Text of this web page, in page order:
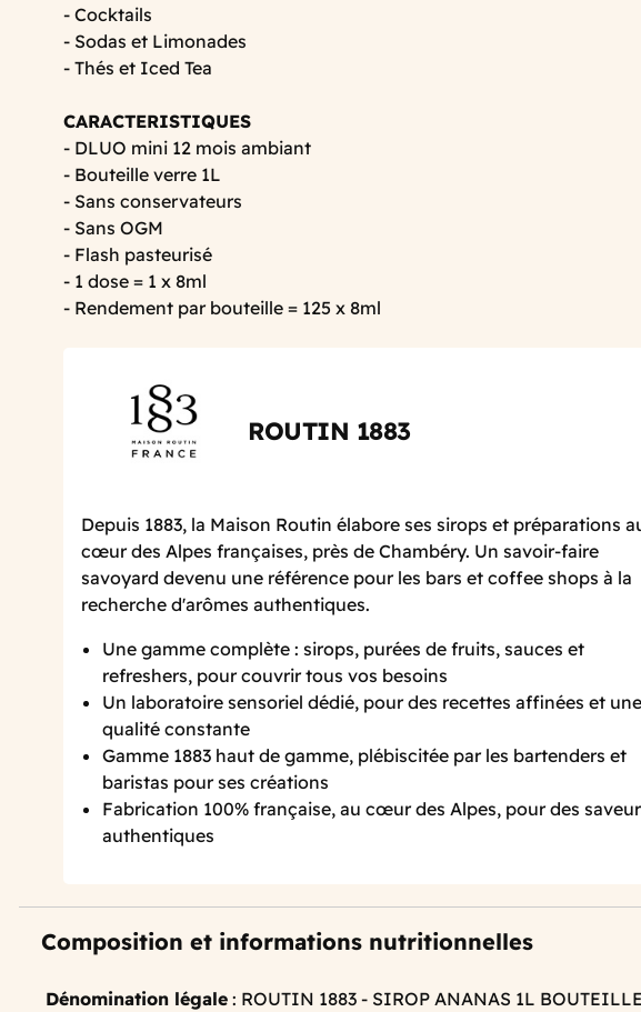
- Cocktails
- Sodas et Limonades
- Thés et Iced Tea
CARACTERISTIQUES
- DLUO mini 12 mois ambiant
- Bouteille verre 1L
- Sans conservateurs
- Sans OGM
- Flash pasteurisé
- 1 dose = 1 x 8ml
- Rendement par bouteille = 125 x 8ml
ROUTIN 1883
Depuis 1883, la Maison Routin élabore ses sirops et préparations
cœur des Alpes françaises, près de Chambéry. Un savoir-faire
savoyard devenu une référence pour les bars et coffee shops à la
recherche d'arômes authentiques.
Une gamme complète : sirops, purées de fruits, sauces et
refreshers, pour couvrir tous vos besoins
Un laboratoire sensoriel dédié, pour des recettes affinées et une
qualité constante
Gamme 1883 haut de gamme, plébiscitée par les bartenders et
baristas pour ses créations
Fabrication 100% française, au cœur des Alpes, pour des
authentiques
Composition et informations nutritionnelles
Dénomination légale : ROUTIN 1883 - SIROP ANANAS 1L